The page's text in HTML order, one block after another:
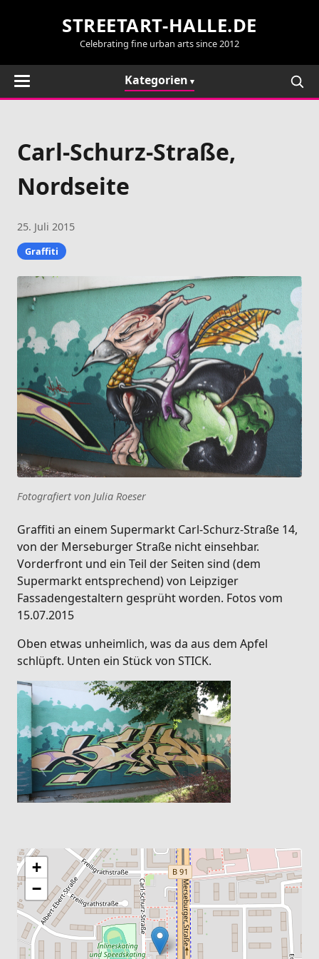
STREETART-HALLE.DE
Celebrating fine urban arts since 2012
Kategorien
Carl-Schurz-Straße,
Nordseite
25. Juli 2015
Graffiti
Fotografiert von Julia Roeser
Graffiti an einem Supermarkt Carl-Schurz-Straße 14,
von der Merseburger Straße nicht einsehbar.
Vorderfront und ein Teil der Seiten sind (dem
Supermarkt entsprechend) von Leipziger
Fassadengestaltern gesprüht worden. Fotos vom
15.07.2015
Oben etwas unheimlich, was da aus dem Apfel
schlüpft. Unten ein Stück von STICK.
+
−